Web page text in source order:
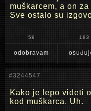
muškarcem, a on
Sve ostalo su
59 183
odobravam
#3244547
Kako je lepo videti
kod muškarca. Uh.